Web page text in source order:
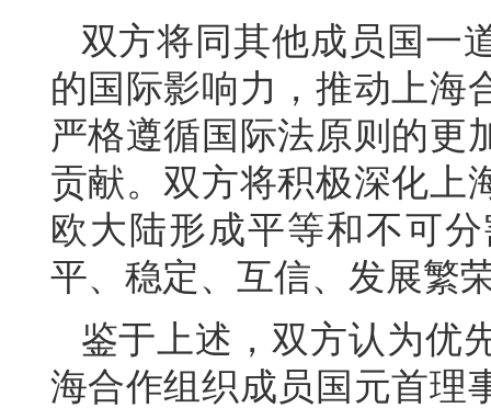
双方将同其他成员国一
的国际影响力，推动上海
严格遵循国际法原则的更
贡献。双方将积极深化上
欧大陆形成平等和不可
平、稳定、互信、发展繁
鉴于上述，双方认为优
海合作组织成员国元首理